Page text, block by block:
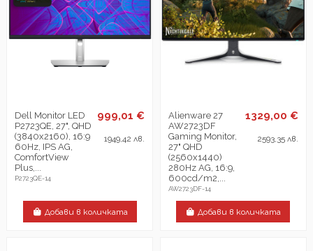
Dell Monitor LED
P2723QE, 27", QHD
(3840x2160), 16:9
60Hz, IPS AG,
ComfortView
Plus,...
P2723QE-14
999,01 €
1949,42 лв.
Добави в количката
Alienware 27
AW2723DF
Gaming Monitor,
27" QHD
(2560x1440)
280Hz AG, 16:9,
600cd/m2,...
AW2723DF-14
1329,00 €
2593,35 лв.
Добави в количката